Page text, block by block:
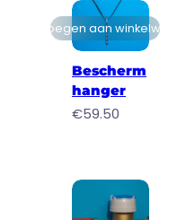
Toevoegen aan winkelwagen
Bescherm
hanger
€59.50